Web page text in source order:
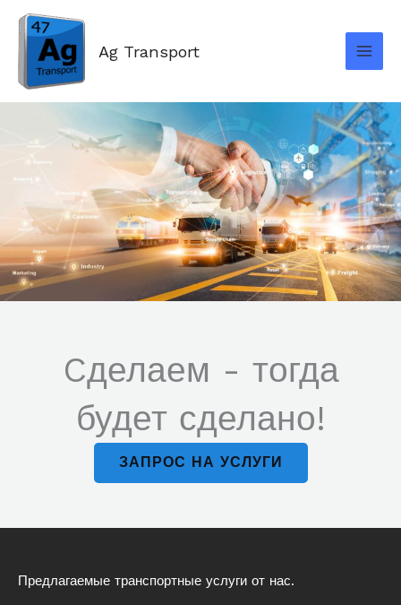
content
Ag Transport
Cделаем - тогда
будет сделано!
ЗАПРОС НА УСЛУГИ
Предлагаемые транспортные услуги от нас.